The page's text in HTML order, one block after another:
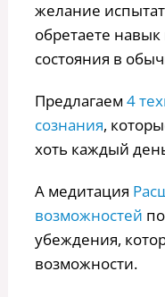
желание
обретаете
состояния в
Предлагаем 4
сознания,
хоть каждый
А медитация
возможностей
убеждения,
возможности.